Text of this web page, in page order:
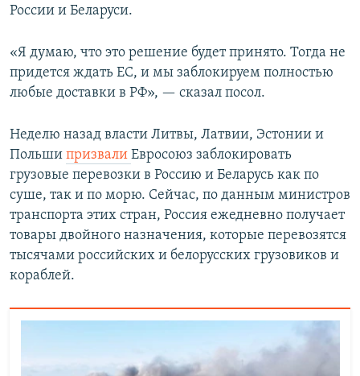
России и Беларуси.
«Я думаю, что это решение будет принято. Тогда не
придется ждать ЕС, и мы заблокируем полностью
любые доставки в РФ», — сказал посол.
Неделю назад власти Литвы, Латвии, Эстонии и
Польши призвали Евросоюз заблокировать
грузовые перевозки в Россию и Беларусь как по
суше, так и по морю. Сейчас, по данным министров
транспорта этих стран, Россия ежедневно получает
товары двойного назначения, которые перевозятся
тысячами российских и белорусских грузовиков и
кораблей.